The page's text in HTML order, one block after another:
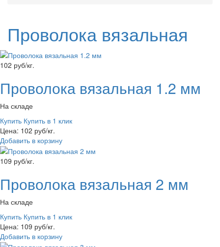
Проволока вязальная
102 руб/кг.
Проволока вязальная 1.2 мм
На складе
Купить Купить в 1 клик
Цена: 102 руб/кг.
Добавить в корзину
109 руб/кг.
Проволока вязальная 2 мм
На складе
Купить Купить в 1 клик
Цена: 109 руб/кг.
Добавить в корзину